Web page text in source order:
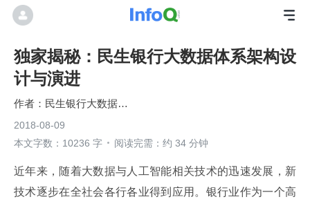
独家揭秘：民生银行大数据体系架构设
计与演进
民生银行大数据平台开发团队
2018-08-09
本文字数：10236 字
阅读完需：约 34 分钟
近年来，随着大数据与人工智能相关技术的迅速发展，新
技术逐步在全社会各行各业得到应用。银行业作为一个高